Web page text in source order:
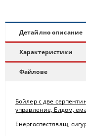
Детайлно описание
Характеристики
Файлове
Бойлер с две
управление, Елдом,
Енергоспестяващ,